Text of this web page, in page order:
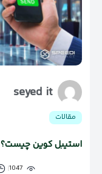
seyed it
مقالات
استیبل کوین چیست؟
1047